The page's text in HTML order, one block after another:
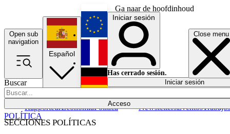
Ga naar de hoofdinhoud
Open sub
navigation
Close menu
Buscar
Acceso
SECCIONES POLÍTICAS
RapporteurEconomíaPolítica NewslettersEventosTrabajos
Español
English
Français
Iniciar sesión
Has cerrado sesión.
Iniciar sesión
POLÍTICA